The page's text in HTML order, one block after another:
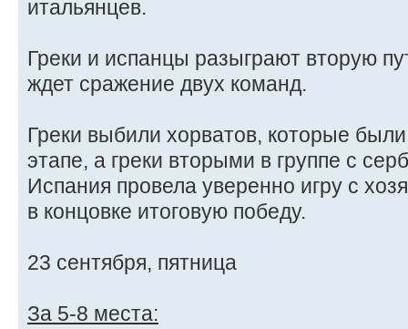
итальянцев.
Греки и испанцы разыграют вторую
ждет сражение двух команд.
Греки выбили хорватов, которые
этапе, а греки вторыми в группе с
Испания провела уверенно игру с
в концовке итоговую победу.
23 сентября, пятница
За 5-8 места: